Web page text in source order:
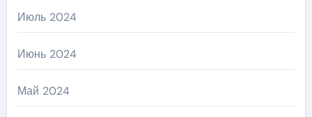
Июль 2024
Июнь 2024
Май 2024